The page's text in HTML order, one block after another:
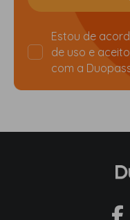
Estou de
de uso e
com a